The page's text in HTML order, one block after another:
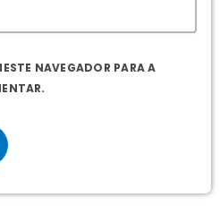
NAVEGADOR PARA A